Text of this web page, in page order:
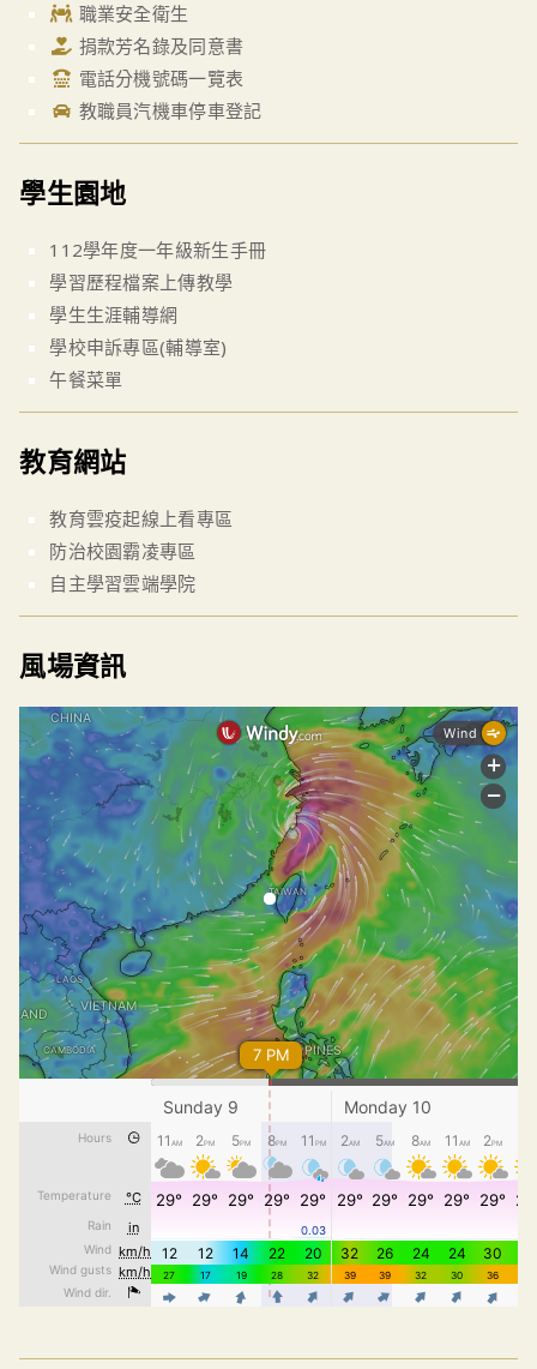
職業安全衛生
捐款芳名錄及同意書
電話分機號碼一覽表
教職員汽機車停車登記
學生園地
112學年度一年級新生手冊
學習歷程檔案上傳教學
學生生涯輔導網
學校申訴專區(輔導室)
午餐菜單
教育網站
教育雲疫起線上看專區
防治校園霸凌專區
自主學習雲端學院
風場資訊